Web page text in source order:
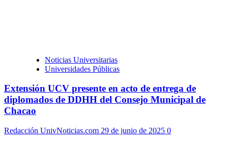
Noticias Universitarias
Universidades Públicas
Extensión UCV presente en acto de entrega de
diplomados de DDHH del Consejo Municipal de
Chacao
Redacción UnivNoticias.com 29 de junio de 2025 0